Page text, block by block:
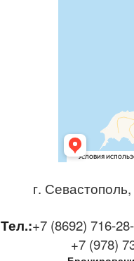
г.
Тел.:+7 (8692) 716-
+7 (978)